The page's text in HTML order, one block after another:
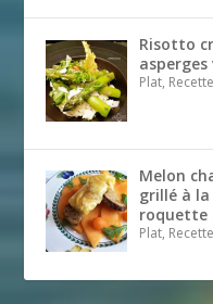
Risotto
asperges
Plat,
Melon
grillé à
roquette
Plat,